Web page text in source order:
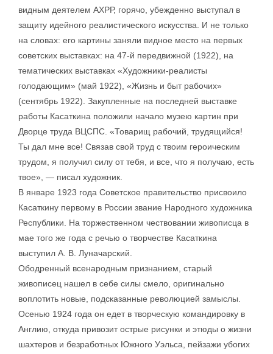
видным деятелем АХРР, горячо, убежденно выступал в
защиту идейного реалистического искусства. И не только
на словах: его картины заняли видное место на первых
советских выставках: на 47-й передвижной (1922), на
тематических выставках «Художники-реалисты
голодающим» (май 1922), «Жизнь и быт рабочих»
(сентябрь 1922). Закупленные на последней выставке
работы Касаткина положили начало музею картин при
Дворце труда ВЦСПС. «Товарищ рабочий, трудящийся!
Ты дал мне все! Связав свой труд с твоим героическим
трудом, я получил силу от тебя, и все, что я получаю, есть
твое», — писал художник.
В январе 1923 года Советское правительство присвоило
Касаткину первому в России звание Народного художника
Республики. На торжественном чествовании живописца в
мае того же года с речью о творчестве Касаткина
выступил А. В. Луначарский.
Ободренный всенародным признанием, старый
живописец нашел в себе силы смело, оригинально
воплотить новые, подсказанные революцией замыслы.
Осенью 1924 года он едет в творческую командировку в
Англию, откуда привозит острые рисунки и этюды о жизни
шахтеров и безработных Южного Уэльса, пейзажи убогих